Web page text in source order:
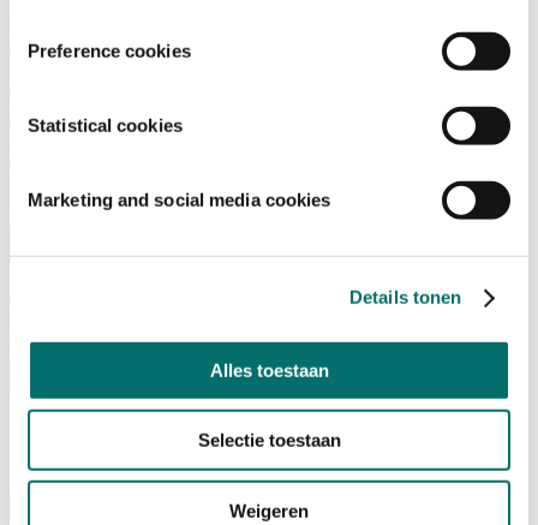
Preference cookies
Statistical cookies
Marketing and social media cookies
Details tonen
Alles toestaan
Selectie toestaan
Weigeren
Adviescommissie
Waarom Horecava
Ticket kopen voor Horecava
NIEUWSBRIEF
Perskamer
Home